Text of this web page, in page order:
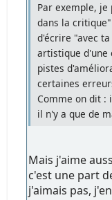
Par exemple,
dans la
d'écrire "avec
artistique
pistes
certaines
Comme on dit :
il n'y a que de
Mais j'aime
c'est une part
j'aimais pas,